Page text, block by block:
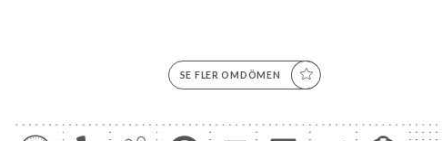
SE FLER OMDÖMEN